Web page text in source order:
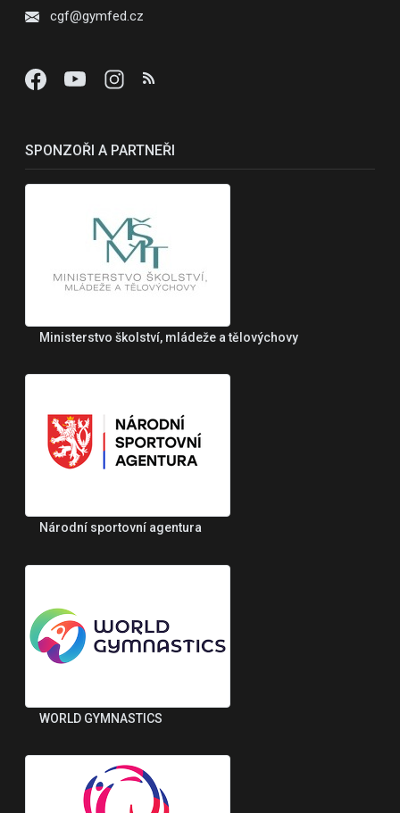
cgf@gymfed.cz
SPONZOŘI A PARTNEŘI
Ministerstvo školství, mládeže a tělovýchovy
Národní sportovní agentura
WORLD GYMNASTICS